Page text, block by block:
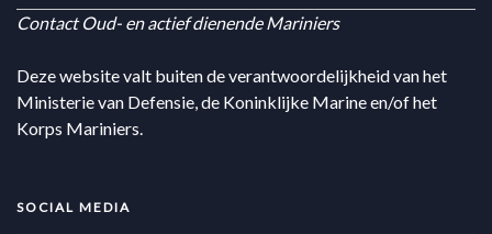
Contact Oud- en actief dienende Mariniers
Deze website valt buiten de verantwoordelijkheid van het
Ministerie van Defensie, de Koninklijke Marine en/of het
Korps Mariniers.
SOCIAL MEDIA